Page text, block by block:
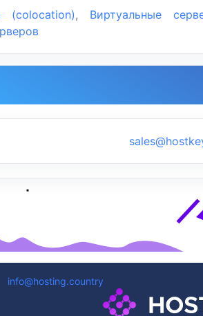
(colocation), Виртуальные
info@hosting.country